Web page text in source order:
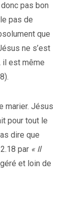
pas bon
pas de
que
ne s’est
il est même
marier. Jésus
pour tout le
dire que
par « Il
et loin de